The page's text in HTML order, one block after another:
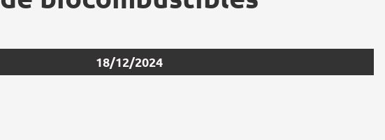
18/12/2024